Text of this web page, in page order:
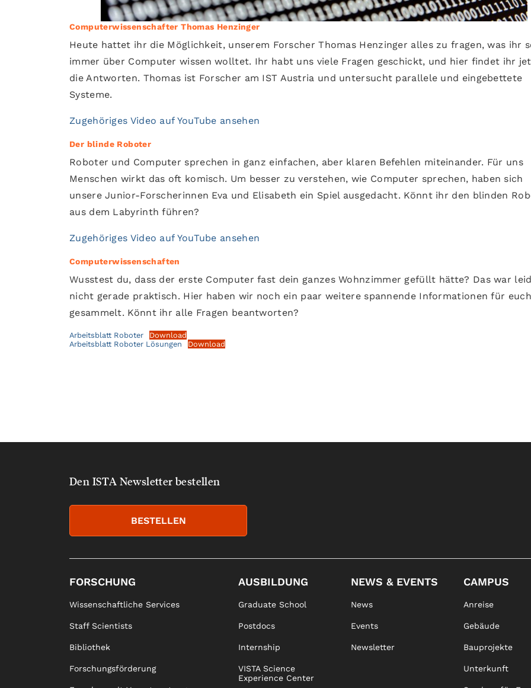
Computerwissenschafter Thomas Henzinger
Heute hattet ihr die Möglichkeit, unserem Forscher Thomas Henzinger alles zu fragen, was ihr
immer über Computer wissen wolltet. Ihr habt uns viele Fragen geschickt, und hier findet ihr
die Antworten. Thomas ist Forscher am IST Austria und untersucht parallele und eingebettete
Systeme.
Zugehöriges Video auf YouTube ansehen
Der blinde Roboter
Roboter und Computer sprechen in ganz einfachen, aber klaren Befehlen miteinander. Für uns
Menschen wirkt das oft komisch. Um besser zu verstehen, wie Computer sprechen, haben sich
unsere Junior-Forscherinnen Eva und Elisabeth ein Spiel ausgedacht. Könnt ihr den blinden
aus dem Labyrinth führen?
Zugehöriges Video auf YouTube ansehen
Computerwissenschaften
Wusstest du, dass der erste Computer fast dein ganzes Wohnzimmer gefüllt hätte? Das war
nicht gerade praktisch. Hier haben wir noch ein paar weitere spannende Informationen für euch
gesammelt. Könnt ihr alle Fragen beantworten?
Arbeitsblatt Roboter
Download
Arbeitsblatt Roboter Lösungen
Download
Den ISTA Newsletter bestellen
BESTELLEN
FORSCHUNG
Wissenschaftliche Services
Staff Scientists
Bibliothek
Forschungsförderung
AUSBILDUNG
Graduate School
Postdocs
Internship
VISTA Science
Experience Center
NEWS & EVENTS
News
Events
Newsletter
CAMPUS
Anreise
Gebäude
Bauprojekte
Unterkunft